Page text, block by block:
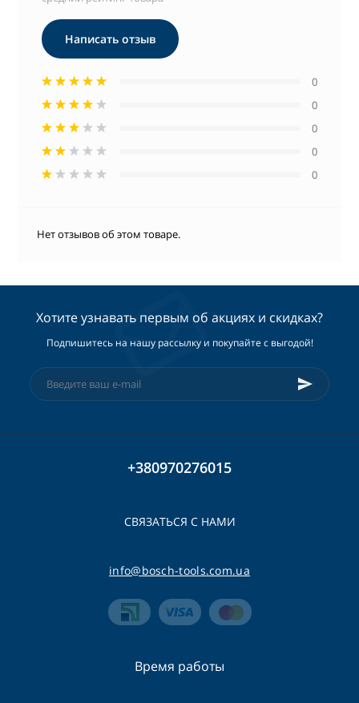
Написать отзыв
0
0
0
0
0
Нет отзывов об этом товаре.
Хотите узнавать первым об акциях и скидках?
Подпишитесь на нашу рассылку и покупайте с выгодой!
+380970276015
СВЯЗАТЬСЯ С НАМИ
info@bosch-tools.com.ua
Время работы